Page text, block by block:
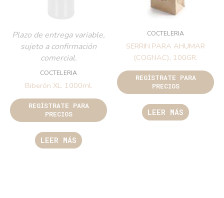
Plazo de entrega variable,
sujeto a confirmación
comercial.
COCTELERIA
Biberón XL. 1000ml.
REGÍSTRATE PARA
PRECIOS
LEER MÁS
COCTELERIA
SERRIN PARA AHUMAR
(COGNAC), 100GR.
REGÍSTRATE PARA
PRECIOS
LEER MÁS